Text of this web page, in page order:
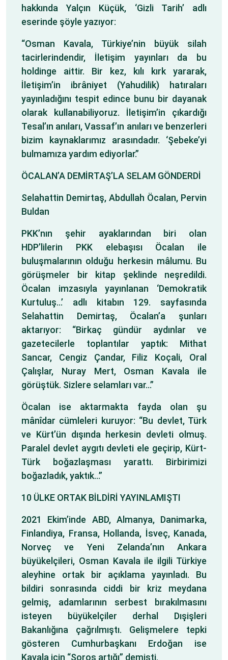
hakkında Yalçın Küçük, ‘Gizli Tarih’ adlı
eserinde şöyle yazıyor:
“Osman Kavala, Türkiye’nin büyük silah
tacirlerindendir, İletişim yayınları da bu
holdinge aittir. Bir kez, kılı kırk yararak,
İletişim’in ibrâniyet (Yahudilik) hatıraları
yayınladığını tespit edince bunu bir dayanak
olarak kullanabiliyoruz. İletişim’in çıkardığı
Tesal’ın anıları, Vassaf’ın anıları ve benzerleri
bizim kaynaklarımız arasındadır. ‘Şebeke’yi
bulmamıza yardım ediyorlar.”
ÖCALAN’A DEMİRTAŞ’LA SELAM GÖNDERDİ
Selahattin Demirtaş, Abdullah Öcalan, Pervin
Buldan
PKK’nın şehir ayaklarından biri olan
HDP’lilerin PKK elebaşısı Öcalan ile
buluşmalarının olduğu herkesin mâlumu. Bu
görüşmeler bir kitap şeklinde neşredildi.
Öcalan imzasıyla yayınlanan ‘Demokratik
Kurtuluş…’ adlı kitabın 129. sayfasında
Selahattin Demirtaş, Öcalan’a şunları
aktarıyor: “Birkaç gündür aydınlar ve
gazetecilerle toplantılar yaptık: Mithat
Sancar, Cengiz Çandar, Filiz Koçali, Oral
Çalışlar, Nuray Mert, Osman Kavala ile
görüştük. Sizlere selamları var…”
Öcalan ise aktarmakta fayda olan şu
mânîdar cümleleri kuruyor: “Bu devlet, Türk
ve Kürt’ün dışında herkesin devleti olmuş.
Paralel devlet aygıtı devleti ele geçirip, Kürt-
Türk boğazlaşması yarattı. Birbirimizi
boğazladık, yaktık…”
10 ÜLKE ORTAK BİLDİRİ YAYINLAMIŞTI
2021 Ekim’inde ABD, Almanya, Danimarka,
Finlandiya, Fransa, Hollanda, İsveç, Kanada,
Norveç ve Yeni Zelanda’nın Ankara
büyükelçileri, Osman Kavala ile ilgili Türkiye
aleyhine ortak bir açıklama yayınladı. Bu
bildiri sonrasında ciddi bir kriz meydana
gelmiş, adamlarının serbest bırakılmasını
isteyen büyükelçiler derhal Dışişleri
Bakanlığına çağrılmıştı. Gelişmelere tepki
gösteren Cumhurbaşkanı Erdoğan ise
Kavala için “Soros artığı” demişti.